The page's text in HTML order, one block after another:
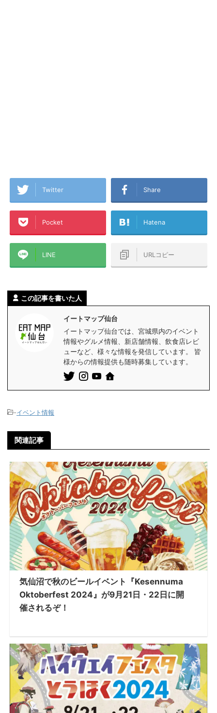
Twitter Share
Pocket Hatena
LINE URLコピー
この記事を書いた人
イートマップ仙台
イートマップ仙台では、宮城県内のイベント
情報やグルメ情報、新店舗情報、飲食店レビ
ューなど、様々な情報を発信しています。 皆
様からの情報提供も随時募集しています。
-イベント情報
関連記事
気仙沼で秋のビールイベント『Kesennuma
Oktoberfest 2024』が9月21日・22日に開
催されるぞ！